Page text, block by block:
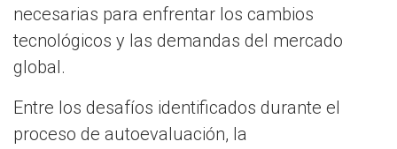
necesarias para enfrentar los cambios
tecnológicos y las demandas del mercado
global.
Entre los desafíos identificados durante el
proceso de autoevaluación, la